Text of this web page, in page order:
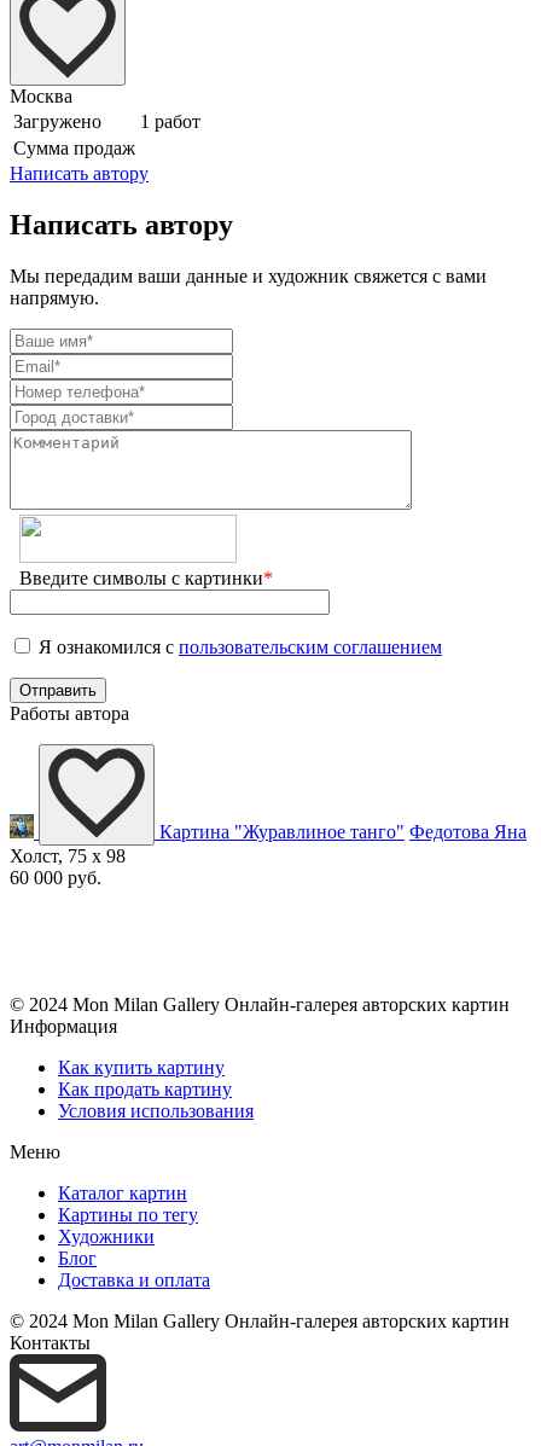
Москва
Загружено
1 работ
Сумма продаж
Написать автору
Написать автору
Мы передадим ваши данные и художник свяжется с вами
напрямую.
Введите символы с картинки*
Я ознакомился с пользовательским соглашением
Работы автора
Картина "Журавлиное танго" Федотова Яна
Холст, 75 x 98
60 000 руб.
© 2024 Mon Milan Gallery Онлайн-галерея авторских картин
Информация
Как купить картину
Как продать картину
Условия использования
Меню
Каталог картин
Картины по тегу
Художники
Блог
Доставка и оплата
© 2024 Mon Milan Gallery Онлайн-галерея авторских картин
Контакты